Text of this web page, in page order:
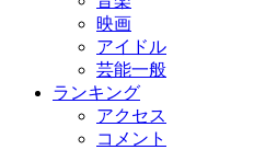
映画
アイドル
芸能一般
ランキング
アクセス
コメント